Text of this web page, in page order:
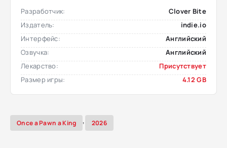
Разработчик:
Clover Bite
Издатель:
indie.io
Интерфейс:
Английский
Озвучка:
Английский
Лекарство:
Присутствует
Размер игры:
4.12 GB
Once a Pawn a King , 2026